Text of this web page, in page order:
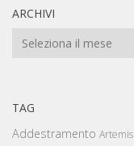
ARCHIVI
Archivi
TAG
Addestramento Artemis